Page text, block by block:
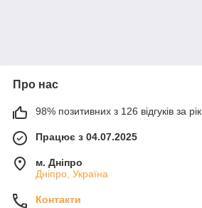
Про нас
98% позитивних з 126 відгуків за рік
Працює з 04.07.2025
м. Дніпро
Дніпро, Україна
Контакти